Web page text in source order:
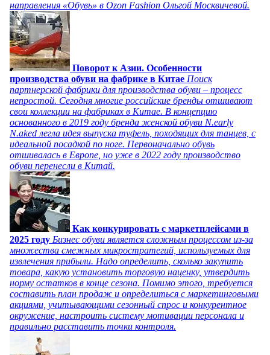
направления «Обувь» в Ozon Fashion Ольгой Москвичевой.
Поворот к Азии. Особенности
производства обуви на фабрике в Китае Поиск
партнерской фабрики для производства обуви – процесс
непростой. Сегодня многие российские бренды отшивают
свои коллекции на фабриках в Китае. В концепцию
основанного в 2019 году бренда женской обуви N.early
N.aked легла идея выпуска туфель, походящих для танцев, с
идеальной посадкой по ноге. Первоначально обувь
отшивалась в Европе, но уже в 2022 году производство
обуви перенесли в Китай.
Как конкурировать с маркетплейсами в
2025 году Бизнес обуви является сложным процессом из-за
множества смежных микростратегий, используемых для
извлечения прибыли. Надо определить, сколько закупить
товара, какую установить торговую наценку, утвердить
норму остатков в конце сезона. Помимо этого, требуется
составить план продаж и определиться с маркетинговыми
акциями, учитывающими сезонный спрос и конкурентное
окружение, настроить систему мотивации персонала и
правильно расставить точки контроля.